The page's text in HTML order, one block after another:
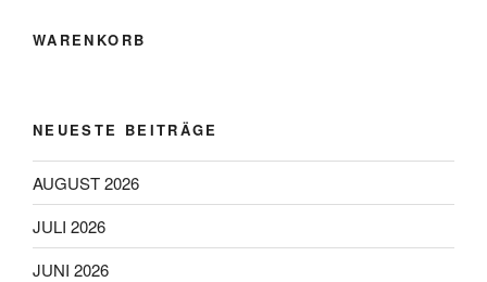
WARENKORB
NEUESTE BEITRÄGE
AUGUST 2026
JULI 2026
JUNI 2026